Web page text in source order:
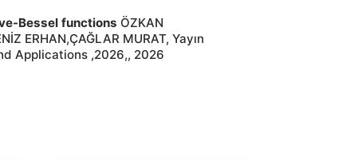
Bessel functions ÖZKAN
ERHAN,ÇAĞLAR MURAT, Yayın
Applications ,2026,, 2026